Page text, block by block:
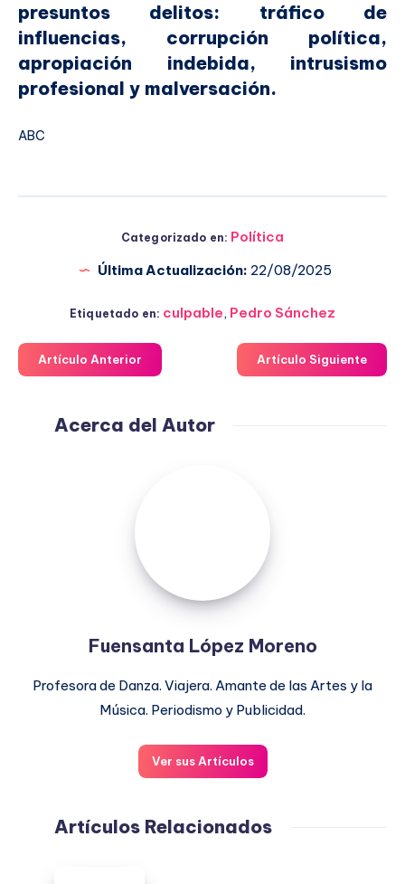
presuntos delitos: tráfico de
influencias, corrupción política,
apropiación indebida, intrusismo
profesional y malversación.
ABC
Categorizado en: Política
Última Actualización: 22/08/2025
Etiquetado en: culpable, Pedro Sánchez
Artículo Anterior Artículo Siguiente
Acerca del Autor
Fuensanta López Moreno
Profesora de Danza. Viajera. Amante de las Artes y la
Música. Periodismo y Publicidad.
Ver sus Artículos
Artículos Relacionados